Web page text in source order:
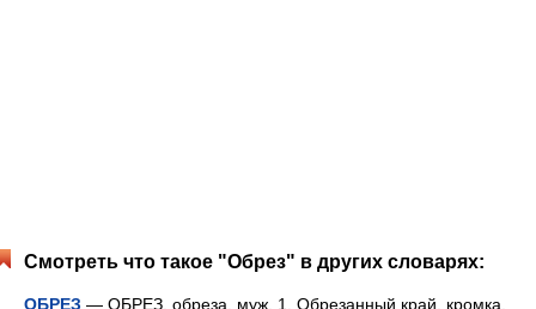
Смотреть что такое "Обрез" в других словарях:
ОБРЕЗ — ОБРЕЗ, обреза, муж. 1. Обрезанный край, кромка,